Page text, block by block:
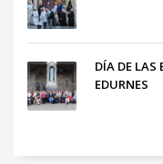
DÍA DE LAS
EDURNES